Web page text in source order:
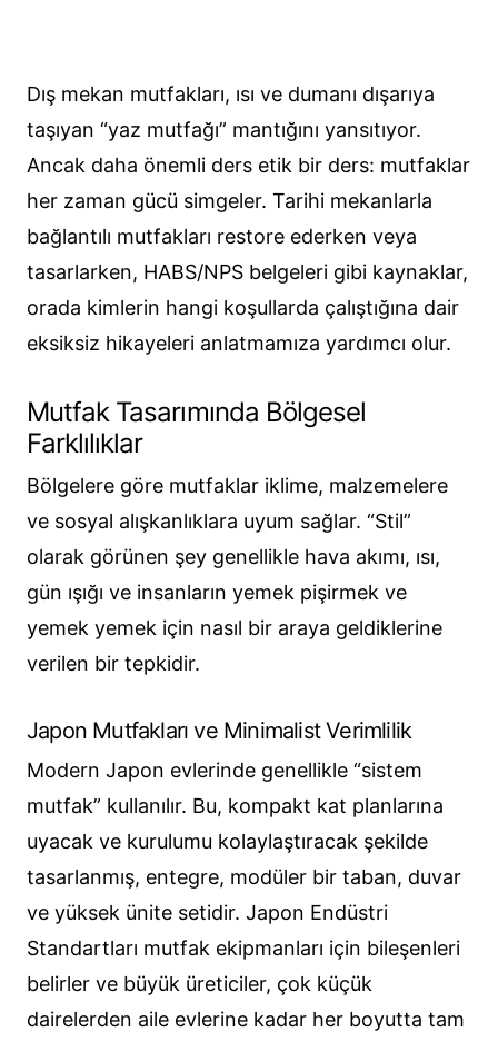
Dış mekan mutfakları, ısı ve dumanı dışarıya
taşıyan “yaz mutfağı” mantığını yansıtıyor.
Ancak daha önemli ders etik bir ders: mutfaklar
her zaman gücü simgeler. Tarihi mekanlarla
bağlantılı mutfakları restore ederken veya
tasarlarken, HABS/NPS belgeleri gibi kaynaklar,
orada kimlerin hangi koşullarda çalıştığına dair
eksiksiz hikayeleri anlatmamıza yardımcı olur.
Mutfak Tasarımında Bölgesel
Farklılıklar
Bölgelere göre mutfaklar iklime, malzemelere
ve sosyal alışkanlıklara uyum sağlar. “Stil”
olarak görünen şey genellikle hava akımı, ısı,
gün ışığı ve insanların yemek pişirmek ve
yemek yemek için nasıl bir araya geldiklerine
verilen bir tepkidir.
Japon Mutfakları ve Minimalist Verimlilik
Modern Japon evlerinde genellikle “sistem
mutfak” kullanılır. Bu, kompakt kat planlarına
uyacak ve kurulumu kolaylaştıracak şekilde
tasarlanmış, entegre, modüler bir taban, duvar
ve yüksek ünite setidir. Japon Endüstri
Standartları mutfak ekipmanları için bileşenleri
belirler ve büyük üreticiler, çok küçük
dairelerden aile evlerine kadar her boyutta tam